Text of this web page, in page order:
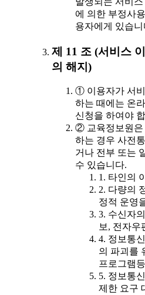
에 의한 부정사
용자에게 있습니
제 11 조 (서비스
의 해지)
① 이용자가 서
하는 때에는 온
신청을 하여야
② 교육정보원은
하는 경우 사전
거나 전부 또는
수 있습니다.
1. 타인의
2. 다량의
정적 운영
3. 수신자
보, 전자우
4. 정보통
의 파괴를
프로그램
5. 정보통
제한 요구